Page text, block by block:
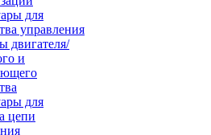
для
управления
двигателя/
и
для
цепи